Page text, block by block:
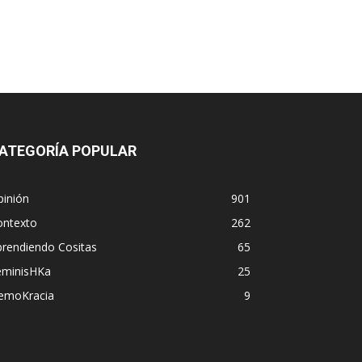
POPULAR
901
262
Cositas
65
25
9